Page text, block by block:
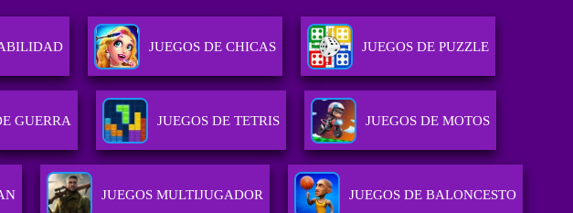
JUEGOS DE CHICAS JUEGOS DE PUZZLE
GUERRA JUEGOS DE TETRIS JUEGOS DE MOTOS
JUEGOS MULTIJUGADOR JUEGOS DE BALONCESTO